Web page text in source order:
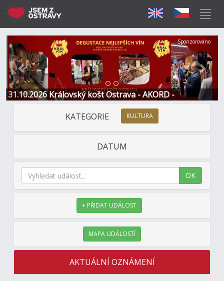
31.10.2026 Královský košt Ostrava - AKORD -
Restaurace a Hotel
Předchozí Další
Sponzorováno
KATEGORIE KULTURA
DATUM
OK
+ PŘIDAT UDÁLOST
MAPA UDÁLOSTÍ
AKTUÁLNÍ OZNÁMENÍ